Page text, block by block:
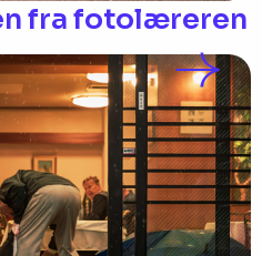
fra fotolæreren